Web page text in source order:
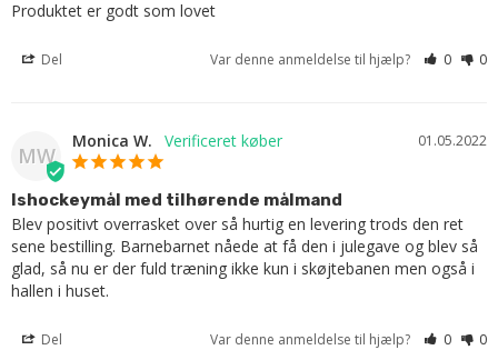
Produktet er godt som lovet
Del Var denne anmeldelse til hjælp? 0 0
MW
01.05.2022
Monica W.
Ishockeymål med tilhørende målmand
Blev positivt overrasket over så hurtig en levering trods den ret
sene bestilling. Barnebarnet nåede at få den i julegave og blev så
glad, så nu er der fuld træning ikke kun i skøjtebanen men også i
hallen i huset.
Del Var denne anmeldelse til hjælp? 0 0